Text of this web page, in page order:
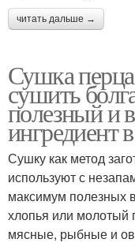
читать дальше →
Сушка
сушить
полезный и
ингредиент
Сушку как метод
используют с
максимум полезных
хлопья или молотый
мясные, рыбные и